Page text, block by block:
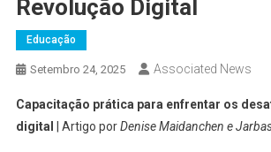
Revolução Digital
Educação
Setembro 24, 2025 Associated News
Capacitação prática para enfrentar os
digital
| Artigo porDenise Maidanchen e